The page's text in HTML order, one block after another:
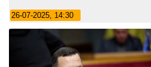
26-07-2025, 14:30